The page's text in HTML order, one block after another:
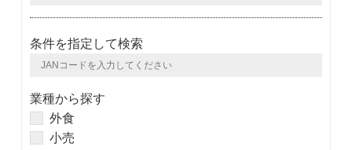
条件を指定して検索
業種から探す
外食
小売